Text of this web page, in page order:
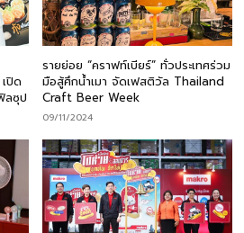
ปิด
ลซุป
รายย่อย “คราฟท์เบียร์” ทั่วประเทศร่วม
มือสู้ศึกน้ำเมา จัดเฟสติวัล Thailand
Craft Beer Week
09/11/2024